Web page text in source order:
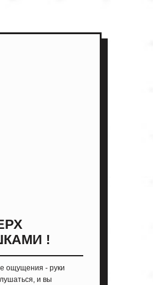
ощущения - руки
и вы
!